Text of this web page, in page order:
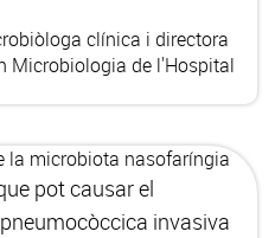
clínica i directora
Microbiologia de l'Hospital
la microbiota nasofaríngia
pot causar el
invasiva